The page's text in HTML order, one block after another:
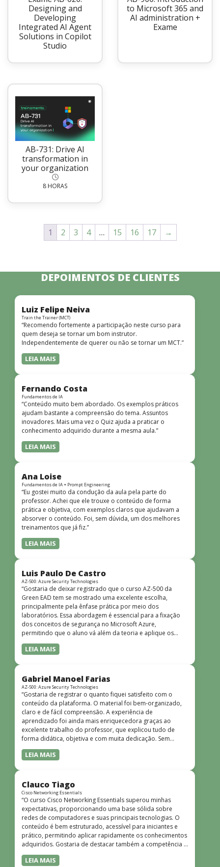
Designing and
Developing
Integrated AI Agent
Solutions in Copilot
Studio
to Microsoft 365 and
AI administration +
Exame
AB-731: Drive AI
transformation in
your organization
8 HORAS
1 2 3 4 … 15 16 17 →
DEPOIMENTOS DE CLIENTES
Luiz Felipe Neiva
Train the Trainer (MCT)
“Recomendo fortemente a participação neste curso para
quem deseja se tornar um bom instrutor.
Independentemente de querer ou não se tornar um MCT.”
LEIA MAIS
Fernando Costa
Fundamentos de IA
“Conteúdo muito bem abordado. Os exemplos práticos
ajudam bastante a compreensão do tema. Assuntos
inovadores. Mais uma vez o Quiz ajuda a praticar o
conhecimento adquirido durante a mesma aula.”
LEIA MAIS
Ana Loise
Fundamentos de IA + Prompt Engineering
“Eu gostei muito da condução da aula pela parte do
professor. Achei que ele trouxe o conteúdo de forma
prática e objetiva, com exemplos claros que ajudavam a
absorver o conteúdo. Foi, sem dúvida, um dos melhores
treinamentos que já fiz.”
LEIA MAIS
Luis Paulo De Castro
AZ-500: Azure Security Technologies
“Gostaria de deixar registrado que o curso AZ-500 da
Green EAD tem se mostrado uma excelente escolha,
principalmente pela ênfase prática por meio dos
laboratórios. Essa abordagem é essencial para a fixação
dos conceitos de segurança no Microsoft Azure,
permitindo que o aluno vá além da teoria e aplique os
conhecimentos em cenários reais e simulados. Outro
ponto muito positivo é a didática do curso. O conteúdo é
quem não tem uma bagagem técnica muito avançada.”
LEIA MAIS
Gabriel Manoel Farias
AZ-500: Azure Security Technologies
“Gostaria de registrar o quanto fiquei satisfeito com o
conteúdo da plataforma. O material foi bem-organizado,
claro e de fácil compreensão. A experiência de
aprendizado foi ainda mais enriquecedora graças ao
excelente trabalho do professor, que explicou tudo de
forma didática, objetiva e com muita dedicação. Sem
dúvida, foi uma jornada de muito aprendizado!”
LEIA MAIS
Clauco Tiago
Cisco Networking Essentials
“O curso Cisco Networking Essentials superou minhas
expectativas, proporcionando uma base sólida sobre
redes de computadores e suas principais tecnologias. O
conteúdo é bem estruturado, acessível para iniciantes e
prático, permitindo aplicar rapidamente os conhecimentos
adquiridos. Gostaria de destacar também a competência e
o conhecimento técnico do instrutor Peterson, que
demonstrou total domínio do assunto e soube explicar
LEIA MAIS